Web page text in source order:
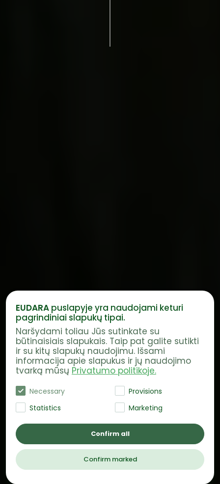
EUDARA puslapyje yra naudojami keturi
pagrindiniai slapukų tipai.
Naršydami toliau Jūs sutinkate su
būtinaisiais slapukais. Taip pat galite sutikti
ir su kitų slapukų naudojimu. Išsami
informacija apie slapukus ir jų naudojimo
tvarką mūsų Privatumo politikoje.
Necessary
Provisions
Statistics
Marketing
Confirm marked
Confirm all